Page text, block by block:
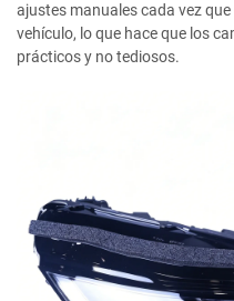
ajustes manuales cada vez
vehículo, lo que hace que los
prácticos y no tediosos.